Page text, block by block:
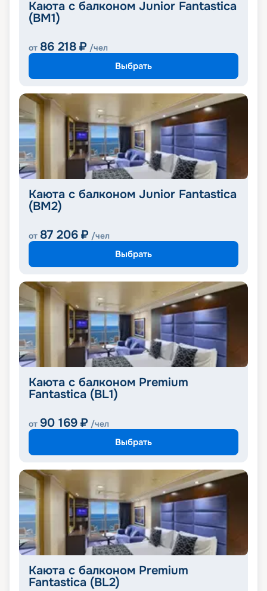
Каюта с балконом Junior Fantastica
(BM1)
от 86 218 ₽ /чел
Выбрать
Каюта с балконом Junior Fantastica
(BM2)
от 87 206 ₽ /чел
Выбрать
Каюта с балконом Premium
Fantastica (BL1)
от 90 169 ₽ /чел
Выбрать
Каюта с балконом Premium
Fantastica (BL2)